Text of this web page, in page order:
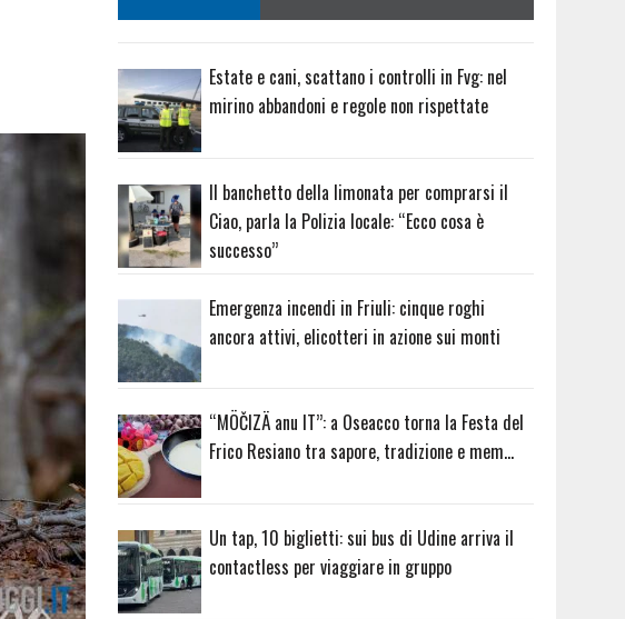
Estate e cani, scattano i controlli in Fvg: nel
mirino abbandoni e regole non rispettate
Il banchetto della limonata per comprarsi il
Ciao, parla la Polizia locale: “Ecco cosa è
successo”
Emergenza incendi in Friuli: cinque roghi
ancora attivi, elicotteri in azione sui monti
“MÖČIZÄ anu IT”: a Oseacco torna la Festa del
Frico Resiano tra sapore, tradizione e mem…
Un tap, 10 biglietti: sui bus di Udine arriva il
contactless per viaggiare in gruppo